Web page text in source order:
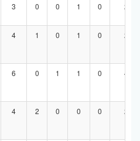
3 0 0 1 0 2
4 1 0 1 0 2
6 0 1 1 0 4
4 2 0 0 0 2